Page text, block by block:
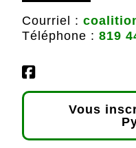
Courriel :
Téléphone : 819
Vous